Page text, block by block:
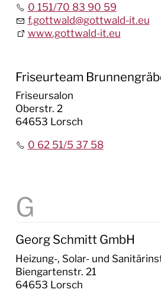
0 151/70 83 90 59
f.gottwald@gottwald-it.eu
www.gottwald-it.eu
Friseurteam
Friseursalon
Oberstr. 2
64653 Lorsch
0 62 51/5 37 58
Georg Schmitt GmbH
Heizung-, Solar- und
Biengartenstr. 21
64653 Lorsch